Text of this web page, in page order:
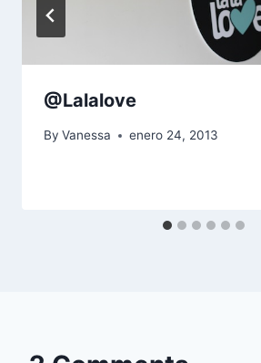
@Lalalove
By Vanessa enero 24, 2013